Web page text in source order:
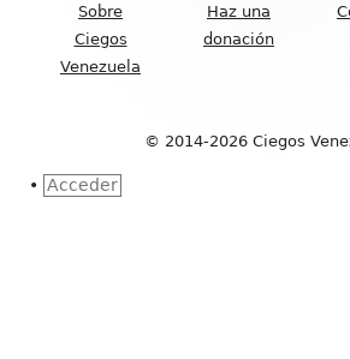
Footer
Sobre
Ciegos
Venezuela
Haz una
donación
© 2014-2026 Ciegos
• Acceder